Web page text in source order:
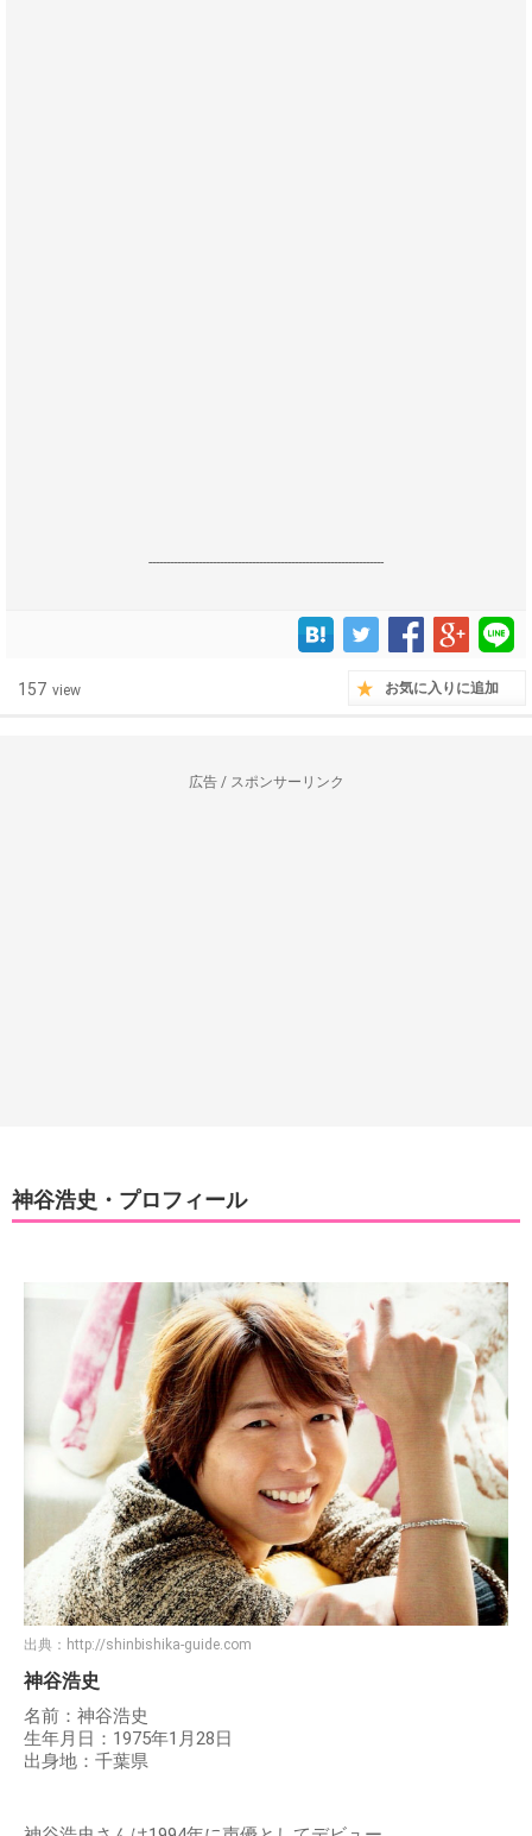
------------------------------------------------------------------
157 view お気に入りに追加
広告 / スポンサーリンク
神谷浩史・プロフィール
出典： http://shinbishika-guide.com
神谷浩史
名前：神谷浩史
生年月日：1975年1月28日
出身地：千葉県